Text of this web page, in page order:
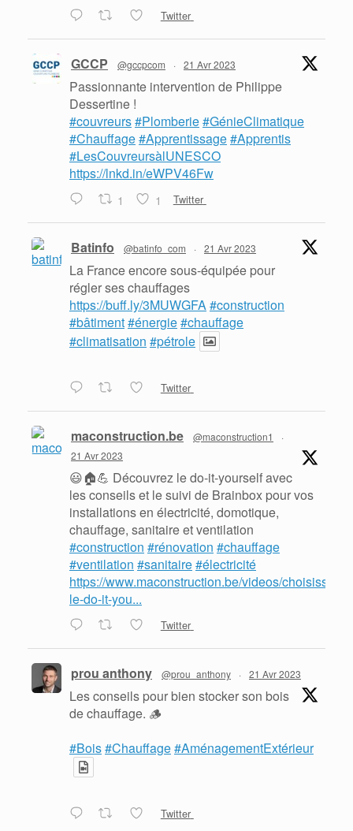
Twitter
GCCP @gccpcom · 21 Avr 2023
Passionnante intervention de Philippe
Dessertine !
#couvreurs#Plomberie#GénieClimatique
#Chauffage#Apprentissage#Apprentis
#LesCouvreursàlUNESCO
https://lnkd.in/eWPV46Fw
1 1 Twitter
Batinfo @batinfo_com · 21 Avr 2023
La France encore sous-équipée pour
régler ses chauffages
https://buff.ly/3MUWGFA#construction
#bâtiment#énergie#chauffage
#climatisation #pétrole
Twitter
maconstruction.be @maconstruction1
·
21 Avr 2023
😃🏠💪 Découvrez le do-it-yourself avec
les conseils et le suivi de Brainbox pour vos
installations en électricité, domotique,
chauffage, sanitaire et ventilation
#construction #rénovation #chauffage
#ventilation #sanitaire#électricité
https://www.maconstruction.be/videos/choisissez-
le-do-it-you...
Twitter
prou anthony @prou_anthony · 21 Avr 2023
Les conseils pour bien stocker son bois
de chauffage. 🪵
#Bois#Chauffage#AménagementExtérieur
Twitter